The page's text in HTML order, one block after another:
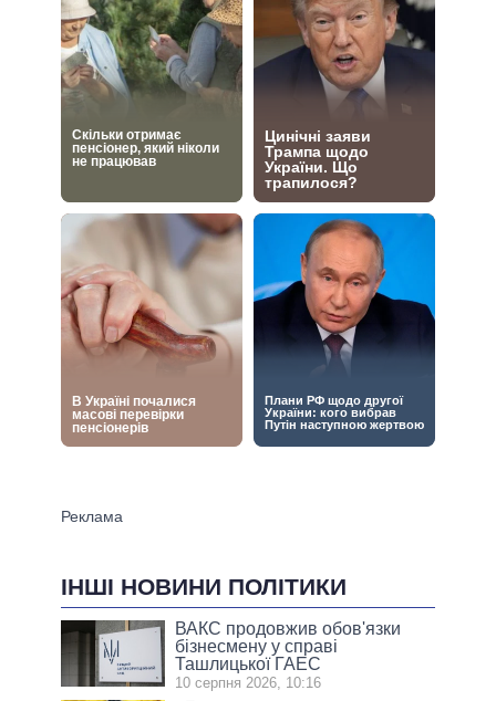
ІНШІ НОВИНИ ПОЛІТИКИ
ВАКС продовжив обов'язки
бізнесмену у справі
Ташлицької ГАЕС
10 серпня 2026, 10:16